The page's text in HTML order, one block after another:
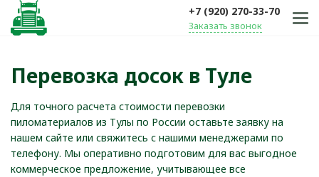
+7 (920) 270-33-70
Заказать звонок
Перевозка досок в Туле
Для точного расчета стоимости перевозки
пиломатериалов из Тулы по России оставьте заявку на
нашем сайте или свяжитесь с нашими менеджерами по
телефону. Мы оперативно подготовим для вас выгодное
коммерческое предложение, учитывающее все